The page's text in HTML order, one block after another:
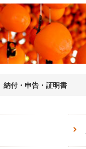
納付・申告・証明書